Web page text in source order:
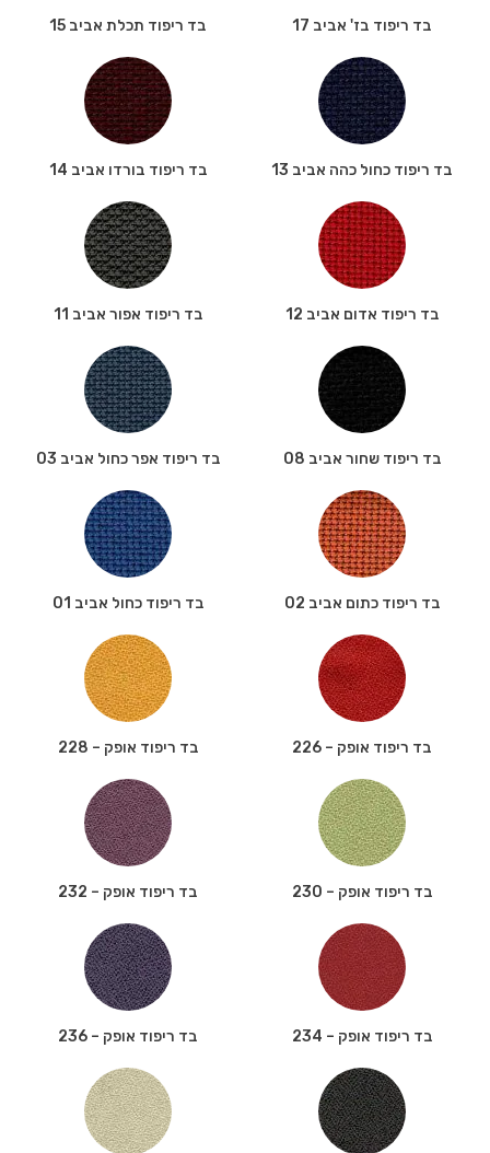
בד ריפוד בז' אביב 17 בד ריפוד תכלת אביב 15
בד ריפוד כחול כהה אביב 13 בד ריפוד בורדו אביב 14
בד ריפוד אדום אביב 12 בד ריפוד אפור אביב 11
בד ריפוד שחור אביב 08 בד ריפוד אפר כחול אביב 03
בד ריפוד כתום אביב 02 בד ריפוד כחול אביב 01
בד ריפוד אופק – 226 בד ריפוד אופק – 228
בד ריפוד אופק – 230 בד ריפוד אופק – 232
בד ריפוד אופק – 234 בד ריפוד אופק – 236